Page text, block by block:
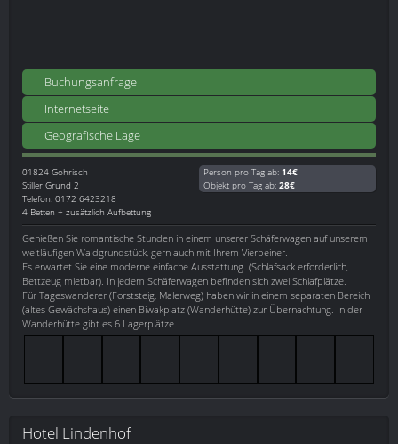
Buchungsanfrage
Internetseite
Geografische Lage
01824 Gohrisch
Stiller Grund 2
Telefon: 0172 6423218
4 Betten + zusätzlich Aufbettung
Person pro Tag ab: 14€
Objekt pro Tag ab: 28€
Genießen Sie romantische Stunden in einem unserer Schäferwagen auf unserem
weitläufigen Waldgrundstück, gern auch mit Ihrem Vierbeiner.
Es erwartet Sie eine moderne einfache Ausstattung. (Schlafsack erforderlich,
Bettzeug mietbar). In jedem Schäferwagen befinden sich zwei Schlafplätze.
Für Tageswanderer (Forststeig, Malerweg) haben wir in einem separaten Bereich
(altes Gewächshaus) einen Biwakplatz (Wanderhütte) zur Übernachtung. In der
Wanderhütte gibt es 6 Lagerplätze.
Hotel Lindenhof